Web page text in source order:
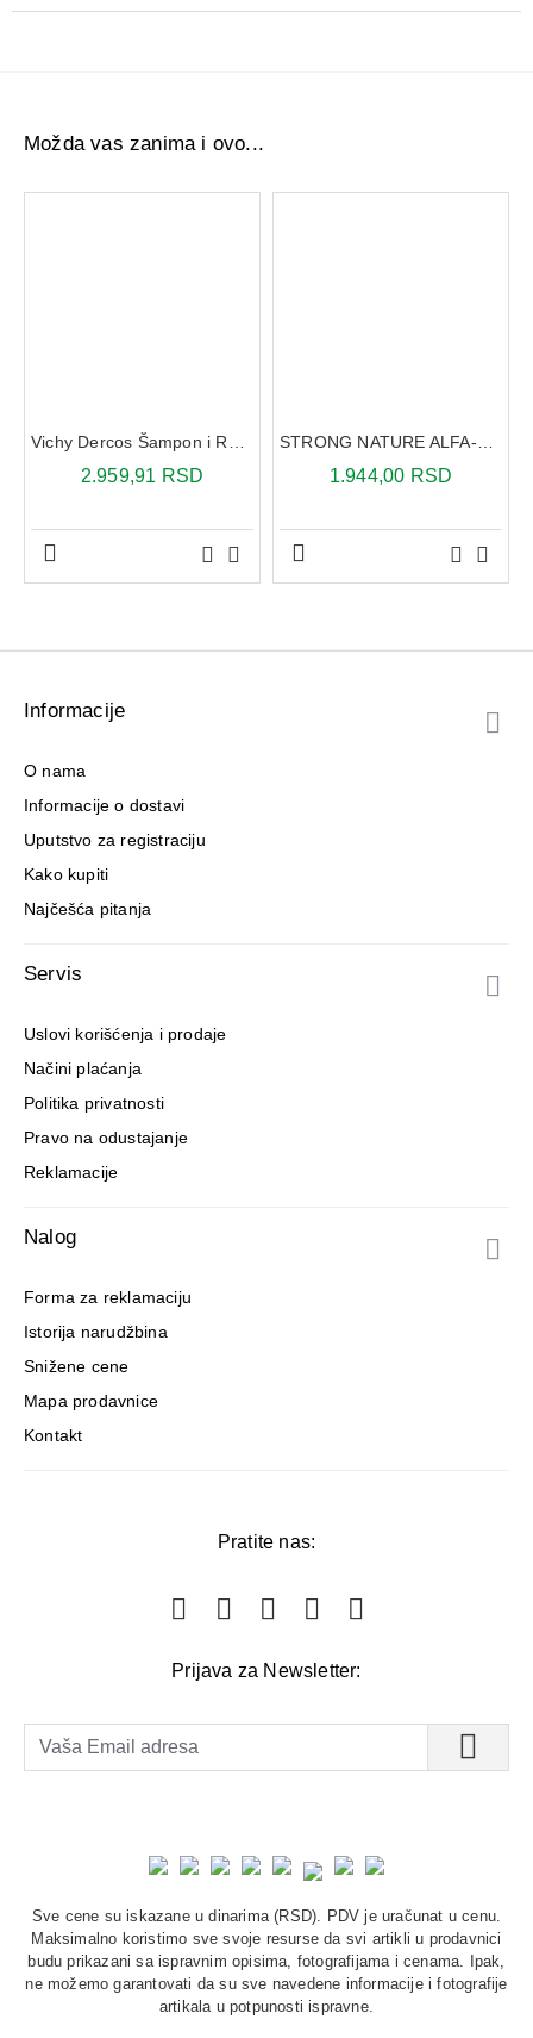
Možda vas zanima i ovo...
2.959,91 RSD 1.944,00 RSD
Informacije
O nama
Informacije o dostavi
Uputstvo za registraciju
Kako kupiti
Najčešća pitanja
Servis
Uslovi korišćenja i prodaje
Načini plaćanja
Politika privatnosti
Pravo na odustajanje
Reklamacije
Nalog
Forma za reklamaciju
Istorija narudžbina
Snižene cene
Mapa prodavnice
Kontakt
Pratite nas:
Prijava za Newsletter:
Sve cene su iskazane u dinarima (RSD). PDV je uračunat u cenu.
Maksimalno koristimo sve svoje resurse da svi artikli u prodavnici
budu prikazani sa ispravnim opisima, fotografijama i cenama. Ipak,
ne možemo garantovati da su sve navedene informacije i fotografije
artikala u potpunosti ispravne.